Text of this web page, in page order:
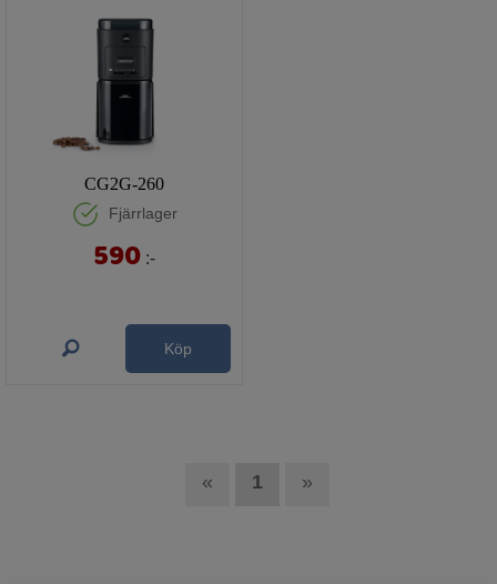
CG2G-260
Fjärrlager
590 :-
Köp
« 1 »